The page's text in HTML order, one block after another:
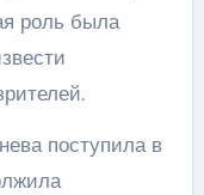
роль была
поступила в